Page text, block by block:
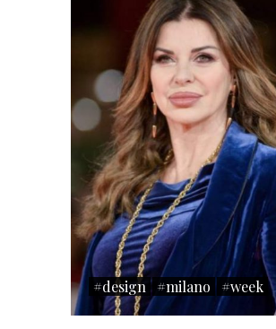
#design #milano #week